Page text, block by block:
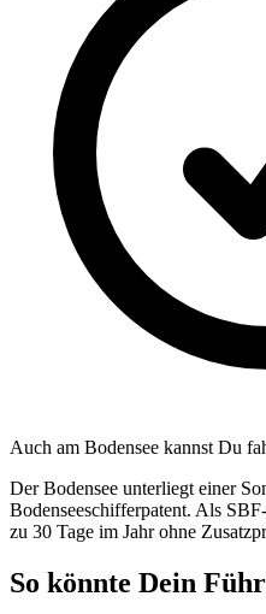
Auch am Bodensee kannst Du
Der Bodensee unterliegt einer
Bodenseeschifferpatent. Als
zu 30 Tage im Jahr ohne
So könnte Dein